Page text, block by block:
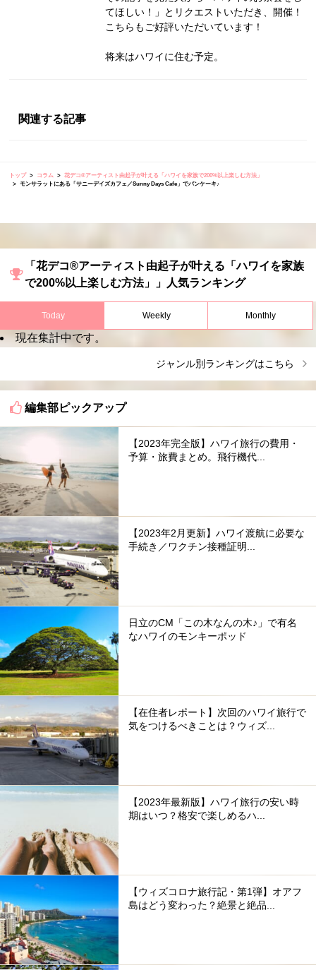
てほしい！」とリクエストいただき、開催！
こちらもご好評いただいています！
将来はハワイに住む予定。
関連する記事
トップ コラム
花デコ®︎アーティスト由起子が叶える「ハワイを家族で200%以上楽しむ方法」
モンサラットにある「サニーデイズカフェ／Sunny Days Cafe」でパンケーキ♪
「花デコ®︎アーティスト由起子が叶える「ハワイを家族
で200%以上楽しむ方法」」人気ランキング
Today Weekly Monthly
現在集計中です。
ジャンル別ランキングはこちら
編集部ピックアップ
【2023年完全版】ハワイ旅行の費用・
予算・旅費まとめ。飛行機代...
【2023年2月更新】ハワイ渡航に必要な
手続き／ワクチン接種証明...
日立のCM「この木なんの木♪」で有名
なハワイのモンキーポッド
【在住者レポート】次回のハワイ旅行で
気をつけるべきことは？ウィズ...
【2023年最新版】ハワイ旅行の安い時
期はいつ？格安で楽しめるハ...
【ウィズコロナ旅行記・第1弾】オアフ
島はどう変わった？絶景と絶品...